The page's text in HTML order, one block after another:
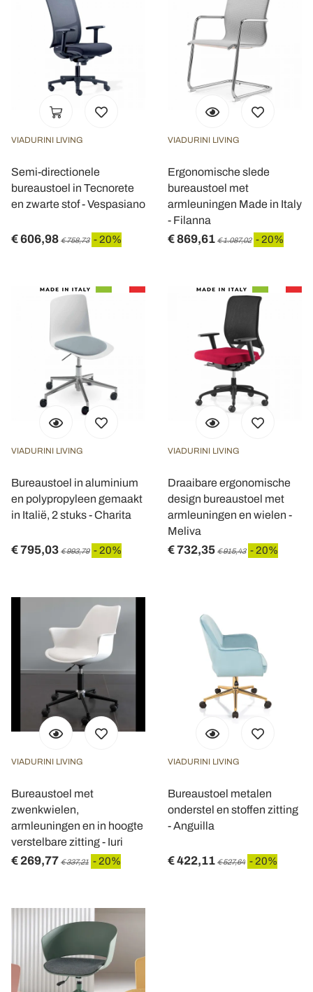
VIADURINI LIVING
Semi-directionele
bureaustoel in Tecnorete
en zwarte stof - Vespasiano
€ 606,98 € 758,73 - 20%
VIADURINI LIVING
Ergonomische slede
bureaustoel met
armleuningen Made in Italy
- Filanna
€ 869,61 € 1.087,02 - 20%
VIADURINI LIVING
Bureaustoel in aluminium
en polypropyleen gemaakt
in Italië, 2 stuks - Charita
€ 795,03 € 993,79 - 20%
VIADURINI LIVING
Draaibare ergonomische
design bureaustoel met
armleuningen en wielen -
Meliva
€ 732,35 € 915,43 - 20%
VIADURINI LIVING
Bureaustoel met
zwenkwielen,
armleuningen en in hoogte
verstelbare zitting - Iuri
€ 269,77 € 337,21 - 20%
VIADURINI LIVING
Bureaustoel metalen
onderstel en stoffen zitting
- Anguilla
€ 422,11 € 527,64 - 20%